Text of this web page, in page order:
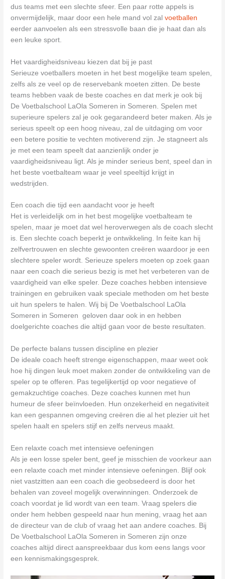
dus teams met een slechte sfeer. Een paar rotte appels is
onvermijdelijk, maar door een hele mand vol zalvoetballen
eerder aanvoelen als een stressvolle baan die je haat dan als
een leuke sport.
Het vaardigheidsniveau kiezen dat bij je past
Serieuze voetballers moeten in het best mogelijke team spelen,
zelfs als ze veel op de reservebank moeten zitten. De beste
teams hebben vaak de beste coaches en dat merk je ook bij
De Voetbalschool LaOla Someren in Someren. Spelen met
superieure spelers zal je ook gegarandeerd beter maken. Als je
serieus speelt op een hoog niveau, zal de uitdaging om voor
een betere positie te vechten motiverend zijn. Je stagneert als
je met een team speelt dat aanzienlijk onder je
vaardigheidsniveau ligt. Als je minder serieus bent, speel dan in
het beste voetbalteam waar je veel speeltijd krijgt in
wedstrijden.
Een coach die tijd een aandacht voor je heeft
Het is verleidelijk om in het best mogelijke voetbalteam te
spelen, maar je moet dat wel heroverwegen als de coach slecht
is. Een slechte coach beperkt je ontwikkeling. In feite kan hij
zelfvertrouwen en slechte gewoonten creëren waardoor je een
slechtere speler wordt. Serieuze spelers moeten op zoek gaan
naar een coach die serieus bezig is met het verbeteren van de
vaardigheid van elke speler. Deze coaches hebben intensieve
trainingen en gebruiken vaak speciale methoden om het beste
uit hun spelers te halen. Wij bij De Voetbalschool LaOla
Someren in Someren geloven daar ook in en hebben
doelgerichte coaches die altijd gaan voor de beste resultaten.
De perfecte balans tussen discipline en plezier
De ideale coach heeft strenge eigenschappen, maar weet ook
hoe hij dingen leuk moet maken zonder de ontwikkeling van de
speler op te offeren. Pas tegelijkertijd op voor negatieve of
gemakzuchtige coaches. Deze coaches kunnen met hun
humeur de sfeer beïnvloeden. Hun onzekerheid en negativiteit
kan een gespannen omgeving creëren die al het plezier uit het
spelen haalt en spelers stijf en zelfs nerveus maakt.
Een relaxte coach met intensieve oefeningen
Als je een losse speler bent, geef je misschien de voorkeur aan
een relaxte coach met minder intensieve oefeningen. Blijf ook
niet vastzitten aan een coach die geobsedeerd is door het
behalen van zoveel mogelijk overwinningen. Onderzoek de
coach voordat je lid wordt van een team. Vraag spelers die
onder hem hebben gespeeld naar hun mening, vraag het aan
de directeur van de club of vraag het aan andere coaches. Bij
De Voetbalschool LaOla Someren in Someren zijn onze
coaches altijd direct aanspreekbaar dus kom eens langs voor
een kennismakingsgesprek.